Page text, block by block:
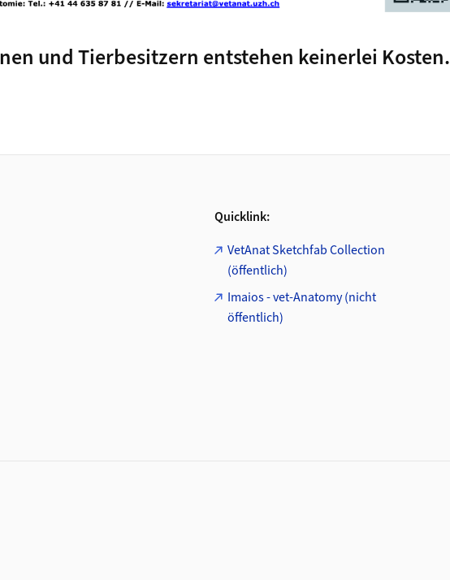
und Tierbesitzern entstehen keinerlei Kosten.
Quicklink:
VetAnat Sketchfab Collection
(öffentlich)
Imaios - vet-Anatomy (nicht
öffentlich)